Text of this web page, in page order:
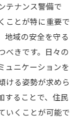
テナンス警備で
ことが特に重要で
地域の安全を守る
べきです。日々の
ュニケーションを
ける姿勢が求めら
することで、住民
いくことが可能で